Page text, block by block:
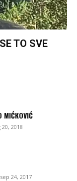
TO SVE
MIĆKOVIĆ
20, 2018
sep 24, 2017